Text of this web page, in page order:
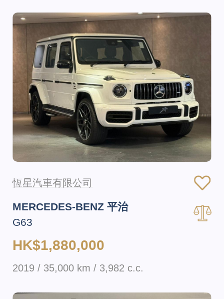
恆星汽車有限公司
MERCEDES-BENZ 平治
G63
HK$1,880,000
2019 / 35,000 km / 3,982 c.c.